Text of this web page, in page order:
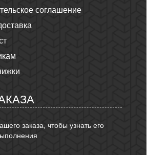
соглашение
заказа, чтобы узнать его